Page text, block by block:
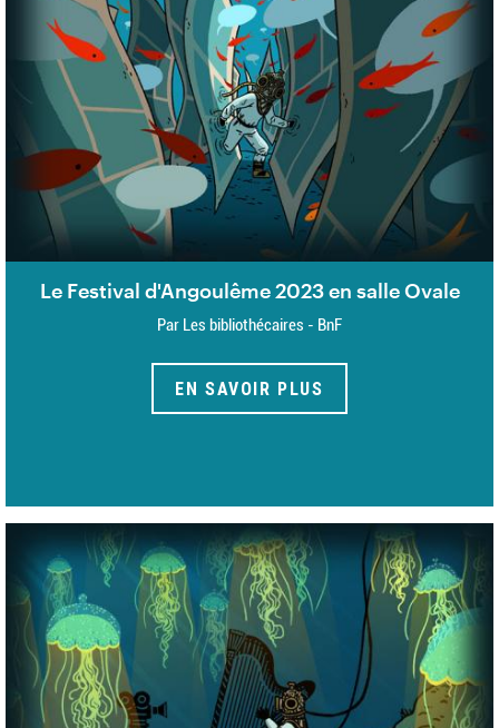
Le Festival d'Angoulême 2023 en salle Ovale
Par Les bibliothécaires - BnF
EN SAVOIR PLUS